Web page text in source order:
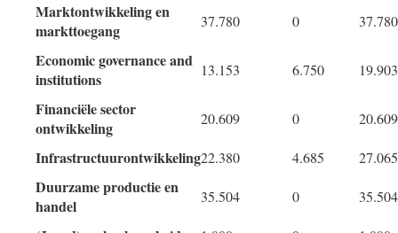
Marktontwikkeling en
markttoegang
37.780 0 37.780
Economic governance and
institutions
13.153 6.750 19.903
Financiële sector
ontwikkeling
20.609 0 20.609
Infrastructuurontwikkeling22.380 4.685 27.065
Duurzame productie en
handel
35.504 0 35.504